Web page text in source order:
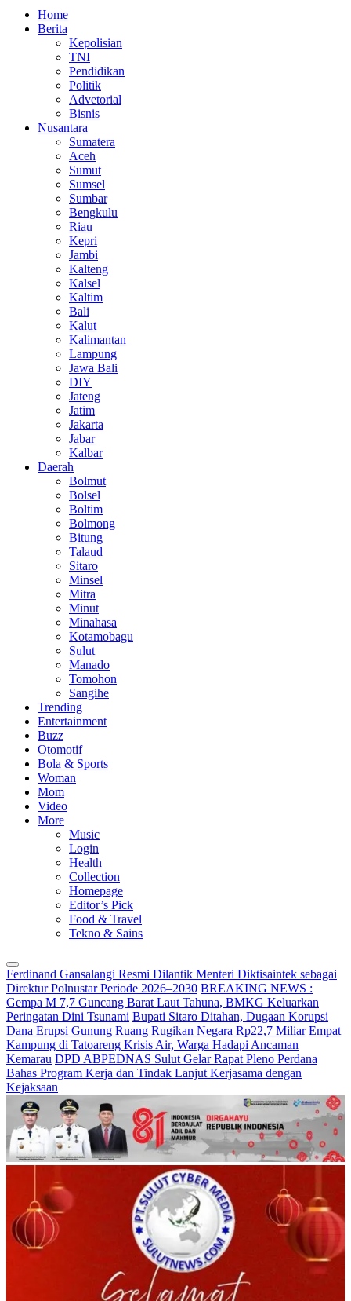
Home
Berita
Kepolisian
TNI
Pendidikan
Politik
Advetorial
Bisnis
Nusantara
Sumatera
Aceh
Sumut
Sumsel
Sumbar
Bengkulu
Riau
Kepri
Jambi
Kalteng
Kalsel
Kaltim
Bali
Kalut
Kalimantan
Lampung
Jawa Bali
DIY
Jateng
Jatim
Jakarta
Jabar
Kalbar
Daerah
Bolmut
Bolsel
Boltim
Bolmong
Bitung
Talaud
Sitaro
Minsel
Mitra
Minut
Minahasa
Kotamobagu
Sulut
Manado
Tomohon
Sangihe
Trending
Entertainment
Buzz
Otomotif
Bola & Sports
Woman
Mom
Video
More
Music
Login
Health
Collection
Homepage
Editor’s Pick
Food & Travel
Tekno & Sains
Ferdinand Gansalangi Resmi Dilantik Menteri Diktisaintek sebagai
Direktur Polnustar Periode 2026–2030 BREAKING NEWS :
Gempa M 7,7 Guncang Barat Laut Tahuna, BMKG Keluarkan
Peringatan Dini Tsunami Bupati Sitaro Ditahan, Dugaan Korupsi
Dana Erupsi Gunung Ruang Rugikan Negara Rp22,7 Miliar Empat
Kampung di Tatoareng Krisis Air, Warga Hadapi Ancaman
Kemarau DPD ABPEDNAS Sulut Gelar Rapat Pleno Perdana
Bahas Program Kerja dan Tindak Lanjut Kerjasama dengan
Kejaksaan